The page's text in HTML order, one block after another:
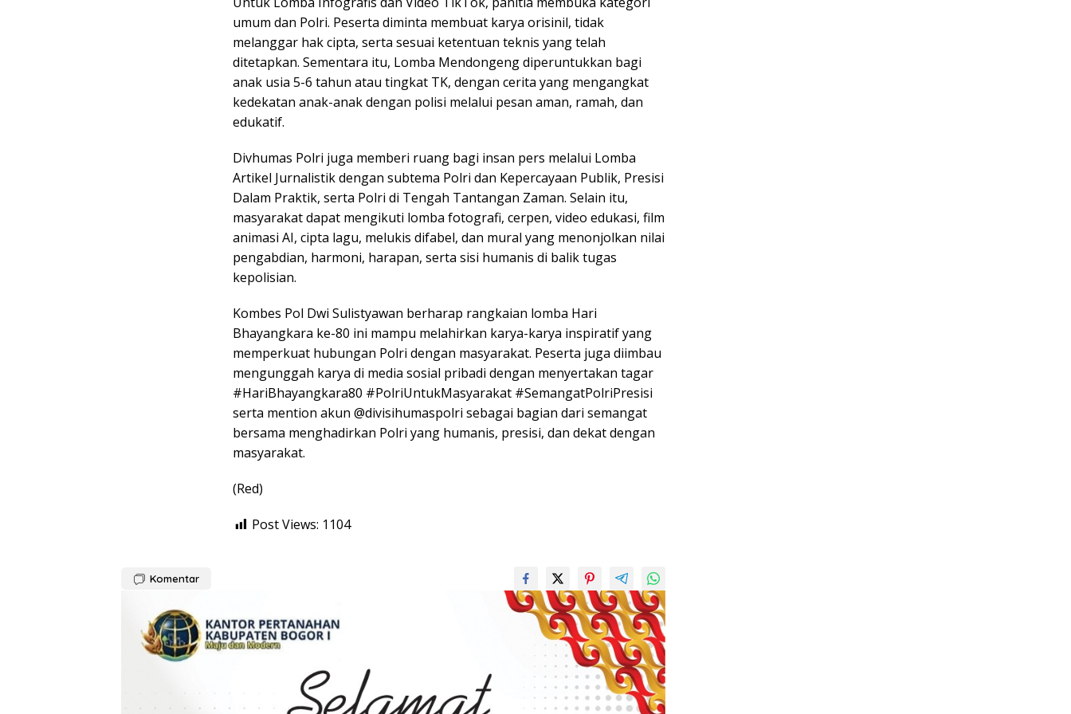
umum dan Polri. Peserta diminta membuat karya orisinil, tidak
melanggar hak cipta, serta sesuai ketentuan teknis yang telah
ditetapkan. Sementara itu, Lomba Mendongeng diperuntukkan bagi
anak usia 5-6 tahun atau tingkat TK, dengan cerita yang mengangkat
kedekatan anak-anak dengan polisi melalui pesan aman, ramah, dan
edukatif.
Divhumas Polri juga memberi ruang bagi insan pers melalui Lomba
Artikel Jurnalistik dengan subtema Polri dan Kepercayaan Publik, Presisi
Dalam Praktik, serta Polri di Tengah Tantangan Zaman. Selain itu,
masyarakat dapat mengikuti lomba fotografi, cerpen, video edukasi, film
animasi AI, cipta lagu, melukis difabel, dan mural yang menonjolkan nilai
pengabdian, harmoni, harapan, serta sisi humanis di balik tugas
kepolisian.
Kombes Pol Dwi Sulistyawan berharap rangkaian lomba Hari
Bhayangkara ke-80 ini mampu melahirkan karya-karya inspiratif yang
memperkuat hubungan Polri dengan masyarakat. Peserta juga diimbau
mengunggah karya di media sosial pribadi dengan menyertakan tagar
#HariBhayangkara80 #PolriUntukMasyarakat #SemangatPolriPresisi
serta mention akun @divisihumaspolri sebagai bagian dari semangat
bersama menghadirkan Polri yang humanis, presisi, dan dekat dengan
masyarakat.
(Red)
Post Views: 1104
Komentar